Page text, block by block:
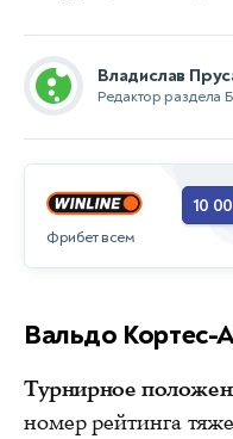
Владислав
Редактор раздела
Фрибет всем
10
Вальдо Кортес-
Турнирное
номер рейтинга